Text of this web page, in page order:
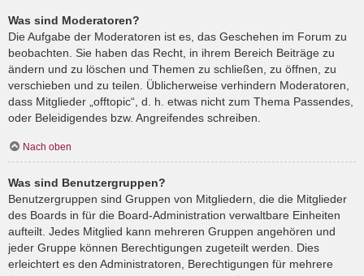
Was sind Moderatoren?
Die Aufgabe der Moderatoren ist es, das Geschehen im Forum zu
beobachten. Sie haben das Recht, in ihrem Bereich Beiträge zu
ändern und zu löschen und Themen zu schließen, zu öffnen, zu
verschieben und zu teilen. Üblicherweise verhindern Moderatoren,
dass Mitglieder „offtopic“, d. h. etwas nicht zum Thema Passendes,
oder Beleidigendes bzw. Angreifendes schreiben.
Nach oben
Was sind Benutzergruppen?
Benutzergruppen sind Gruppen von Mitgliedern, die die Mitglieder
des Boards in für die Board-Administration verwaltbare Einheiten
aufteilt. Jedes Mitglied kann mehreren Gruppen angehören und
jeder Gruppe können Berechtigungen zugeteilt werden. Dies
erleichtert es den Administratoren, Berechtigungen für mehrere